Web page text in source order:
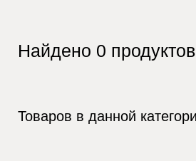
Найдено 0 продуктов
Товаров в данной